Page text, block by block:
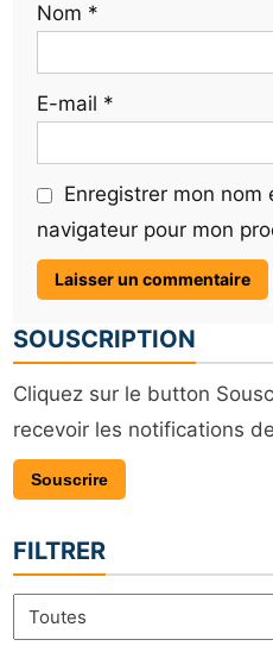
Nom *
E-mail *
Enregistrer mon
navigateur pour mon
SOUSCRIPTION
Cliquez sur le button
recevoir les notifications
Souscrire
FILTRER